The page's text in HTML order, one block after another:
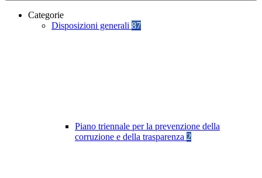
Categorie
Disposizioni generali 87
Piano triennale per la prevenzione della
corruzione e della trasparenza 2